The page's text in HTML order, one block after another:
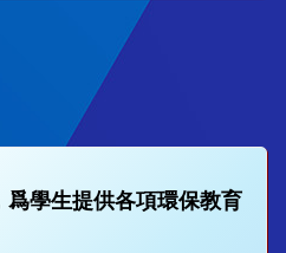
學生提供各項環保教育